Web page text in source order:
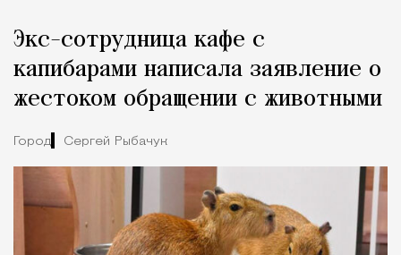
Город
Экс-сотрудница кафе с
капибарами написала заявление о
жестоком обращении с животными
Город Сергей Рыбачук